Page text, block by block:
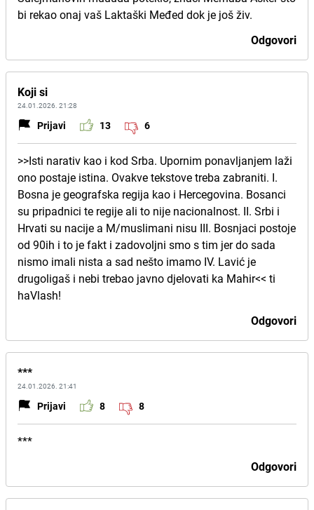
bi rekao onaj vaš Laktaški Međed dok je još živ.
Odgovori
Koji si
24.01.2026. 21:28
Prijavi 13 6
>>Isti narativ kao i kod Srba. Upornim ponavljanjem laži
ono postaje istina. Ovakve tekstove treba zabraniti. I.
Bosna je geografska regija kao i Hercegovina. Bosanci
su pripadnici te regije ali to nije nacionalnost. II. Srbi i
Hrvati su nacije a M/muslimani nisu III. Bosnjaci postoje
od 90ih i to je fakt i zadovoljni smo s tim jer do sada
nismo imali nista a sad nešto imamo IV. Lavić je
drugoligaš i nebi trebao javno djelovati ka Mahir<< ti
haVlash!
Odgovori
***
24.01.2026. 21:41
Prijavi 8 8
***
Odgovori